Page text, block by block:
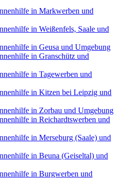
in Markwerben und
in Weißenfels, Saale und
in Geusa und Umgebung
in Granschütz und
in Tagewerben und
in Kitzen bei Leipzig und
in Zorbau und Umgebung
in Reichardtswerben und
in Merseburg (Saale) und
in Beuna (Geiseltal) und
in Burgwerben und